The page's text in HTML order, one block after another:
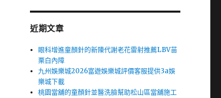
近期文章
眼科增進童顏針的新陳代謝老花雷射推薦LBV苗
栗白內障
九州娛樂城2026富遊娛樂城評價客服提供3a娛
樂城下載
桃園當舖的童顏針並醫洗臉幫助松山區當舖施工